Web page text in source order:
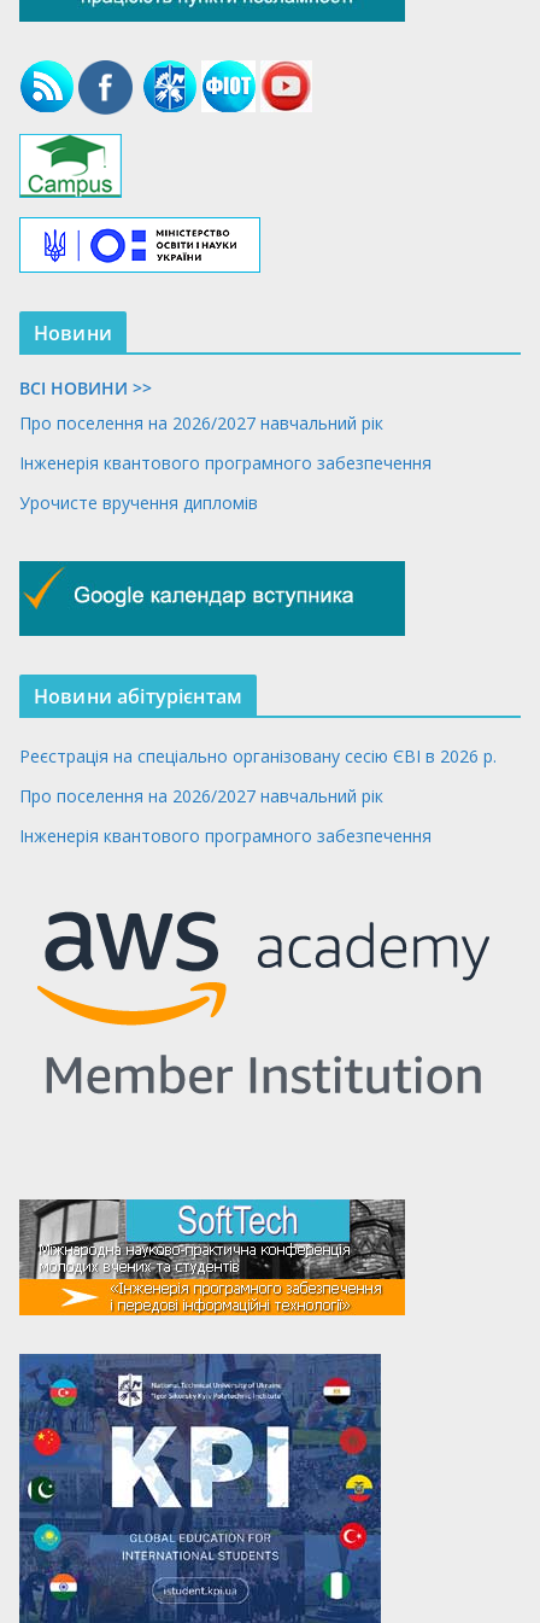
Новини
ВСІ НОВИНИ >>
Про поселення на 2026/2027 навчальний рік
Інженерія квантового програмного забезпечення
Урочисте вручення дипломів
Новини абітурієнтам
Реєстрація на спеціально організовану сесію ЄВІ в 2026 р.
Про поселення на 2026/2027 навчальний рік
Інженерія квантового програмного забезпечення